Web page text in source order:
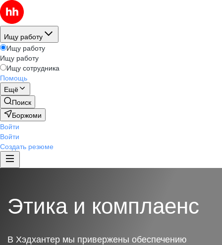
Ищу работу
Ищу работу
Ищу работу
Ищу сотрудника
Помощь
Ещё
Поиск
Боржоми
Войти
Войти
Создать резюме
Этика и комплаенс
В Хэдхантер мы привержены обеспечению